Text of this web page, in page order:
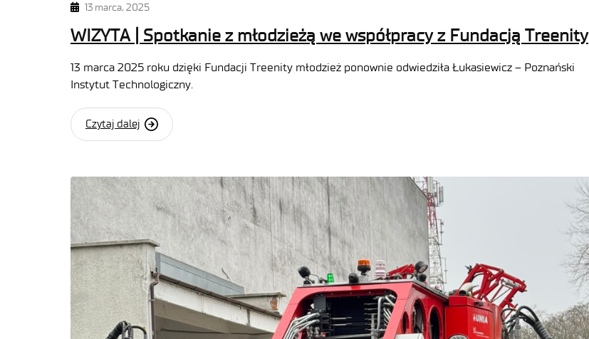
13 marca, 2025
WIZYTA | Spotkanie z młodzieżą we współpracy z Fundacją Treenity
13 marca 2025 roku dzięki Fundacji Treenity młodzież ponownie odwiedziła Łukasiewicz – Poznański
Instytut Technologiczny.
Czytaj dalej